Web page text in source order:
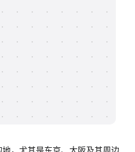
，尤其是东京、大阪及其周边